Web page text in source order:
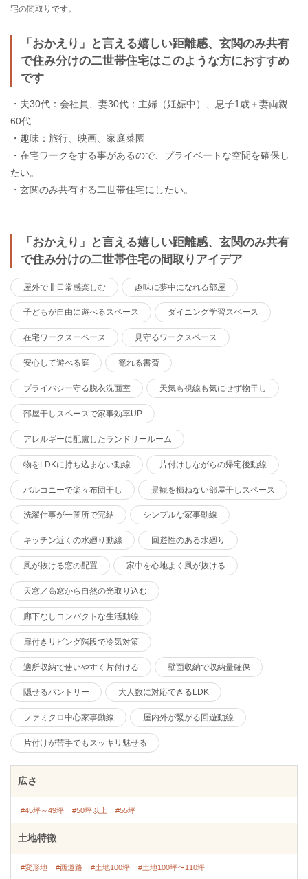
宅の間取りです。
「おかえり」と言える嬉しい距離感、玄関のみ共有
で住み分けの二世帯住宅はこのような方におすすめ
です
・夫30代：会社員、妻30代：主婦（妊娠中）、息子1歳＋妻両親
60代
・趣味：旅行、映画、家庭菜園
・在宅ワークをする事があるので、プライベートな空間を確保し
たい。
・玄関のみ共有する二世帯住宅にしたい。
「おかえり」と言える嬉しい距離感、玄関のみ共有
で住み分けの二世帯住宅の間取りアイデア
屋外で非日常感楽しむ 趣味に夢中になれる部屋
子どもが自由に遊べるスペース ダイニング学習スペース
在宅ワークスーペース 見守るワークスペース
安心して遊べる庭 篭れる書斎
プライバシー守る脱衣洗面室 天気も視線も気にせず物干し
部屋干しスペースで家事効率UP
アレルギーに配慮したランドリールーム
物をLDKに持ち込まない動線 片付けしながらの帰宅後動線
バルコニーで楽々布団干し 景観を損ねない部屋干しスペース
洗濯仕事が一箇所で完結 シンプルな家事動線
キッチン近くの水廻り動線 回遊性のある水廻り
風が抜ける窓の配置 家中を心地よく風が抜ける
天窓／高窓から自然の光取り込む
廊下なしコンパクトな生活動線
扉付きリビング階段で冷気対策
適所収納で使いやすく片付ける 壁面収納で収納量確保
隠せるパントリー 大人数に対応できるLDK
ファミクロ中心家事動線 屋内外が繋がる回遊動線
片付けが苦手でもスッキリ魅せる
広さ
#45坪～49坪 #50坪以上 #55坪
土地特徴
#変形地 #西道路 #土地100坪 #土地100坪〜110坪